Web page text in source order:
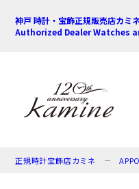
神戸 時計・宝飾正規販売店カミ
Authorized Dealer Watches
正規時計宝飾店カミネ